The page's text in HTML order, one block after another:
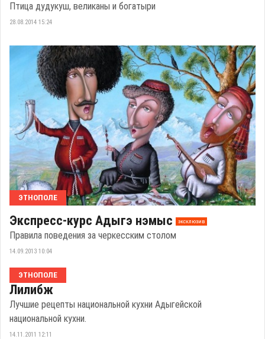
Птица дудукуш, великаны и богатыри
28.08.2014 15:24
ЭТНОПОЛЕ
Экспресс-курс Адыгэ нэмыс эксклюзив
Правила поведения за черкесским столом
14.09.2013 10:04
ЭТНОПОЛЕ
Лилибж
Лучшие рецепты национальной кухни Адыгейской
национальной кухни.
14.11.2011 12:11